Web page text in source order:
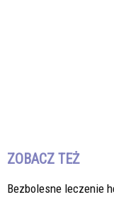
ZOBACZ TEŻ
Bezbolesne leczenie